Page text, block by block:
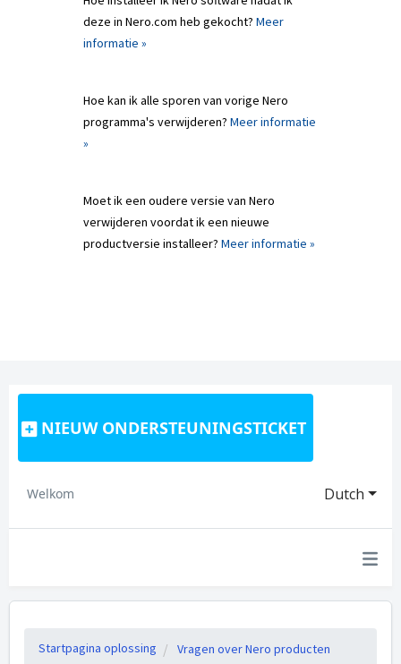
deze in Nero.com heb gekocht? Meer
informatie »
Hoe kan ik alle sporen van vorige Nero
programma's verwijderen? Meer informatie
»
Moet ik een oudere versie van Nero
verwijderen voordat ik een nieuwe
productversie installeer? Meer informatie »
NIEUW ONDERSTEUNINGSTICKET
Dutch
Welkom
Startpagina oplossing Vragen over Nero producten